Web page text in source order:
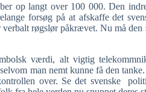
op langt over 100 000. Den
forsøg på at afskaffe det
røgslør påkrævet. Nu må
værdi, alt vigtig
man nemt kunne få den
over. Se det svenske